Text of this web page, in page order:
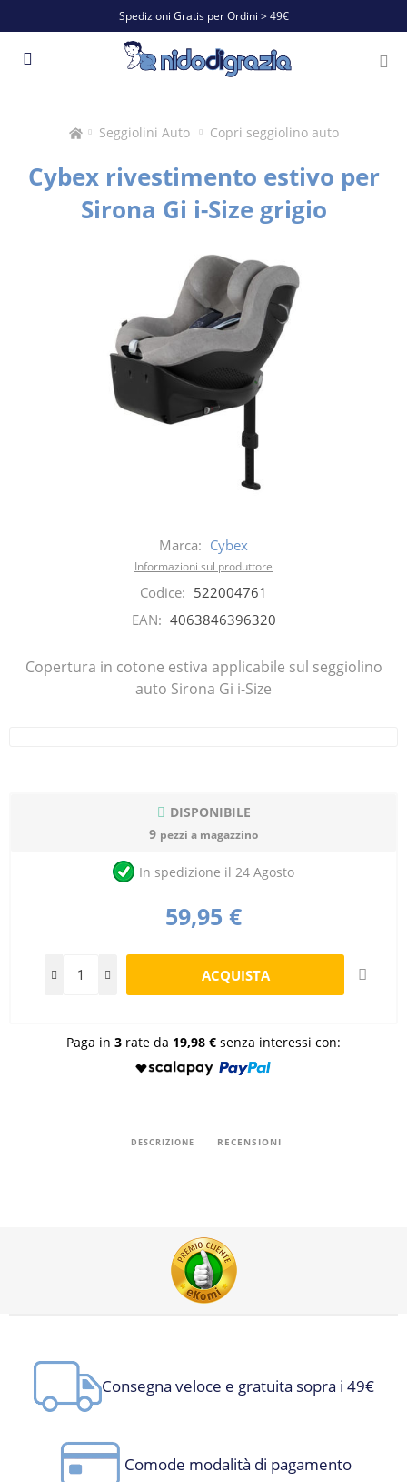
Spedizioni Gratis per Ordini > 49€
Seggiolini Auto Copri seggiolino auto
Cybex rivestimento estivo per
Sirona Gi i-Size grigio
Marca: Cybex
Informazioni sul produttore
Codice: 522004761
EAN: 4063846396320
Copertura in cotone estiva applicabile sul seggiolino
auto Sirona Gi i-Size
DISPONIBILE
9 pezzi a magazzino
In spedizione il 24 Agosto
59,95 €
Paga in 3 rate da 19,98 € senza interessi con:
DESCRIZIONE RECENSIONI
Consegna veloce e gratuita sopra i 49€
Comode modalità di pagamento